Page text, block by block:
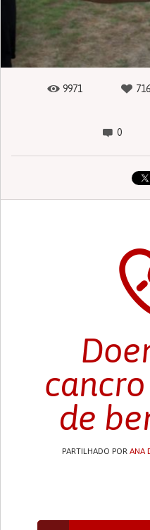
9971 716
0
de
PARTILHADO POR ANA